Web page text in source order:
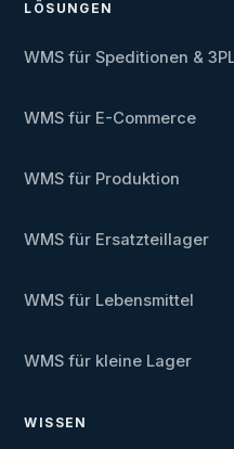
LÖSUNGEN
WMS für Speditionen &
WMS für E-Commerce
WMS für Produktion
WMS für Ersatzteillager
WMS für Lebensmittel
WMS für kleine Lager
WISSEN